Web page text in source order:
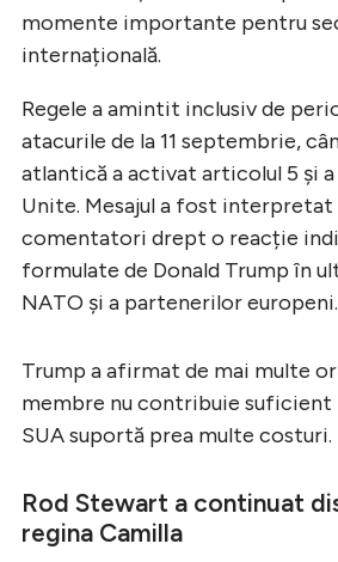
momente importante pentru
internațională.
Regele a amintit inclusiv de
atacurile de la 11 septembrie,
atlantică a activat articolul 5 și
Unite. Mesajul a fost interpretat
comentatori drept o reacție
formulate de Donald Trump în
NATO și a partenerilor europeni.
Trump a afirmat de mai multe
membre nu contribuie suficient
SUA suportă prea multe costuri.
Rod Stewart a continuat
regina Camilla